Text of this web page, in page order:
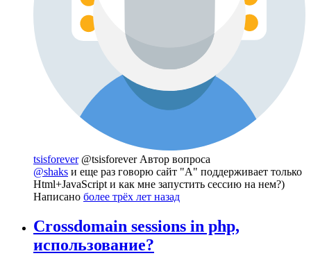
tsisforever @tsisforever Автор вопроса
@shaks и еще раз говорю сайт "A" поддерживает только
Html+JavaScript и как мне запустить сессию на нем?)
Написано более трёх лет назад
Crossdomain sessions in php,
использование?